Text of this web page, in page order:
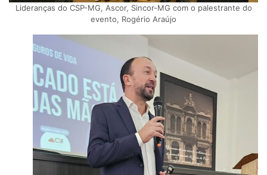
Lideranças do CSP-MG, Ascor, Sincor-MG com o palestrante do
evento, Rogério Araújo